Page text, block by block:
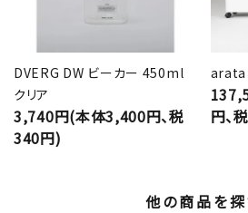
DVERG DW ビーカー 450ml
クリア
3,740円(本体3,400円、税
340円)
arata
円、
他の商品を